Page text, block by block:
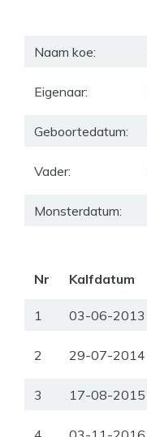
Naam koe:
Eigenaar:
Geboortedatum:
Vader:
Monsterdatum:
Nr Kalfdatum
1 03-06-2013
2 29-07-2014
3 17-08-2015